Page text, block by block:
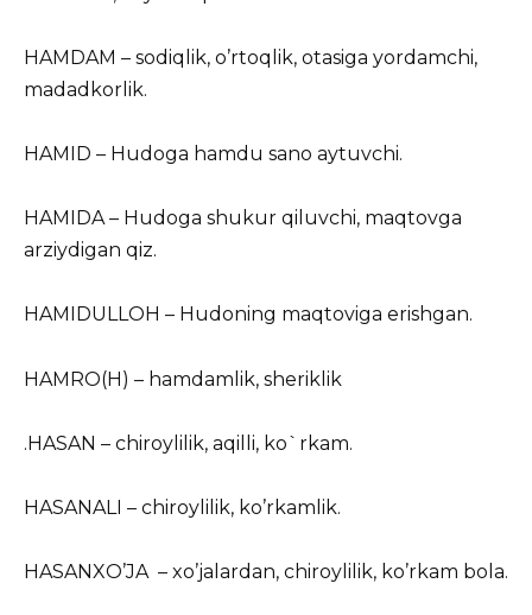
HAMDAM – sodiqlik, o’rtoqlik, otasiga yordamchi,
madadkorlik.
HAMID – Hudoga hamdu sano aytuvchi.
HAMIDA – Hudoga shukur qiluvchi, maqtovga
arziydigan qiz.
HAMIDULLOH – Hudoning maqtoviga erishgan.
HAMRO(H) – hamdamlik, sheriklik
.HASAN – chiroylilik, aqilli, ko`rkam.
HASANALI – chiroylilik, ko’rkamlik.
HASANXO’JA – xo’jalardan, chiroylilik, ko’rkam bola.